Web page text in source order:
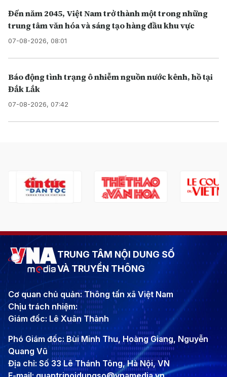
Đến năm 2045, Việt Nam trở thành một trong những
trung tâm văn hóa và sáng tạo hàng đầu khu vực
07-08-2026, 08:01
Báo động tình trạng ô nhiễm nguồn nước kênh, hồ tại
Đắk Lắk
07-08-2026, 07:42
TRUNG TÂM NỘI DUNG SỐ
VÀ TRUYỀN THÔNG
Cơ quan chủ quản: Thông tấn xã Việt Nam
Chịu trách nhiệm:
Giám đốc: Lê Xuân Thành
Phó Giám đốc: Bùi Minh Thu, Hoàng Giang, Nguyễn
Quang Vũ
Địa chỉ: Số 33 Lê Thánh Tông, Hà Nội, VN